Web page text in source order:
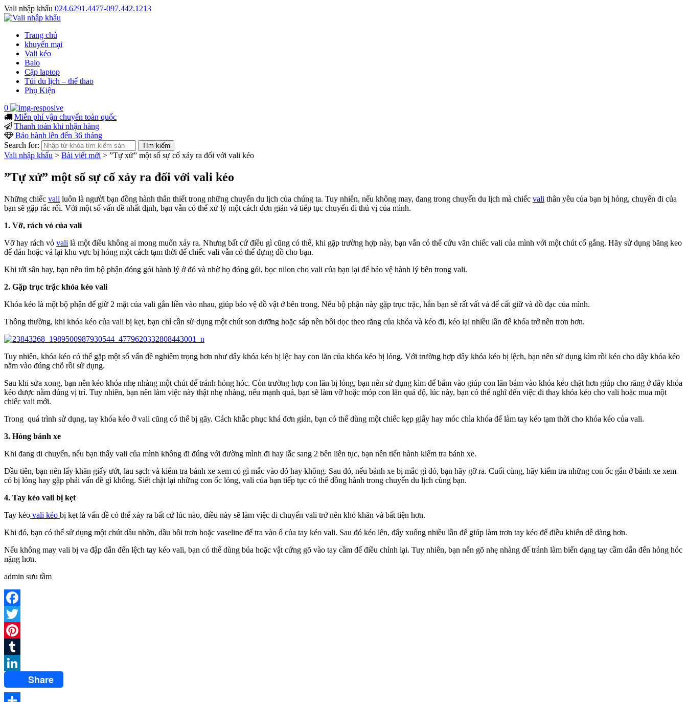
Vali nhập khẩu 024.6291.4477-097.442.1213
Trang chủ
khuyến mại
Vali kéo
Balo
Cặp laptop
Túi du lịch – thể thao
Phụ Kiện
0
Miễn phí vận chuyển toàn quốc
Thanh toán khi nhận hàng
Bảo hành lên đến 36 tháng
Search for:
Vali nhập khẩu > Bài viết mới > ”Tự xử” một số sự cố xảy ra đối với vali kéo
”Tự xử” một số sự cố xảy ra đối với vali kéo
Những chiếc vali luôn là người bạn đồng hành thân thiết trong những chuyến du lịch của chúng ta. Tuy nhiên, nếu không may, đang trong chuyến du lịch mà chiếc vali thân yêu của bạn bị hỏng, chuyến đi của
bạn sẽ gặp rắc rối. Với một số vấn đề nhất định, bạn vẫn có thể xử lý một cách đơn giản và tiếp tục chuyến đi thú vị của mình.
1. Vỡ, rách vỏ của vali
Vỡ hay rách vỏ vali là một điều không ai mong muốn xảy ra. Nhưng bất cứ điều gì cũng có thể, khi gặp trường hợp này, bạn vẫn có thể cứu vãn chiếc vali của mình với một chút cố gắng. Hãy sử dụng băng keo
để dán hoặc vá lại khu vực bị hỏng một cách tạm thời để chiếc vali vẫn có thể đựng đồ cho bạn.
Khi tới sân bay, bạn nên tìm bộ phận đóng gói hành lý ở đó và nhờ họ đóng gói, bọc nilon cho vali của bạn lại để bảo vệ hành lý bên trong vali.
2. Gặp trục trặc khóa kéo vali
Khóa kéo là một bộ phận để giữ 2 mặt của vali gắn liền vào nhau, giúp bảo vệ đồ vật ở bên trong. Nếu bộ phận này gặp trục trặc, hẳn bạn sẽ rất vất vả để cất giữ và đồ đạc của mình.
Thông thường, khi khóa kéo của vali bị kẹt, bạn chỉ cần sử dụng một chút son dưỡng hoặc sáp nên bôi dọc theo răng của khóa và kéo đi, kéo lại nhiều lần để khóa trở nên trơn hơn.
Tuy nhiên, khóa kéo có thể gặp một số vấn đề nghiêm trọng hơn như dây khóa kéo bị lệc hay con lăn của khóa kéo bị lỏng. Với trường hợp dây khóa kéo bị lệch, bạn nên sử dụng kìm rồi kéo cho dây khóa kéo
nằm vào đúng chỗ rồi sử dụng.
Sau khi sửa xong, bạn nên kéo khóa nhẹ nhàng một chút để tránh hỏng hóc. Còn trường hợp con lăn bị lỏng, bạn nên sử dụng kìm để bấm vào giúp con lăn bám vào khóa kéo chặt hơn giúp cho răng ở dây khóa
kéo được nằm đúng vị trí. Tuy nhiên, bạn nên làm việc này thật nhẹ nhàng, nếu mạnh quá, bạn sẽ làm vỡ hoặc móp con lăn quá độ, lúc này, bạn có thể nghĩ đến việc đi thay khóa kéo cho vali hoặc mua một
chiếc vali mới.
Trong quá trình sử dụng, tay khóa kéo ở vali cũng có thể bị gãy. Cách khắc phục khá đơn giản, bạn có thể dùng một chiếc kẹp giấy hay móc chìa khóa để làm tay kéo tạm thời cho khóa kéo của vali.
3. Hỏng bánh xe
Khi đang di chuyển, nếu bạn thấy vali của mình không đi đúng với đường mình đi hay lắc sang 2 bên liên tục, bạn nên tiến hành kiểm tra bánh xe.
Đầu tiên, bạn nên lấy khăn giấy ướt, lau sạch và kiểm tra bánh xe xem có gì mắc vào đó hay không. Sau đó, nếu bánh xe bị mắc gì đó, bạn hãy gỡ ra. Cuối cùng, hãy kiểm tra những con ốc gắn ở bánh xe xem
có bị lỏng hay gặp phải vấn đề gì không. Siết chặt lại những con ốc lỏng, vali của bạn tiếp tục có thể đồng hành trong chuyến du lịch cùng bạn.
4. Tay kéo vali bị kẹt
Tay kéo vali kéo bị kẹt là vấn đề có thể xảy ra bất cứ lúc nào, điều này sẽ làm việc di chuyển vali trở nên khó khăn và bất tiện hơn.
Khi đó, bạn có thể sử dụng một chút dầu nhờn, dầu bôi trơn hoặc vaseline để tra vào ổ của tay kéo vali. Sau đó kéo lên, đẩy xuống nhiều lần để giúp làm trơn tay kéo để điều khiển dễ dàng hơn.
Nếu không may vali bị va đập dẫn đến lệch tay kéo vali, bạn có thể dùng búa hoặc vật cứng gõ vào tay cầm để điều chỉnh lại. Tuy nhiên, bạn nên gõ nhẹ nhàng để tránh làm biến dạng tay cầm dẫn đến hỏng hóc
nặng hơn.
admin sưu tầm
Facebook
Twitter
Pinterest
Tumblr
LinkedInShare